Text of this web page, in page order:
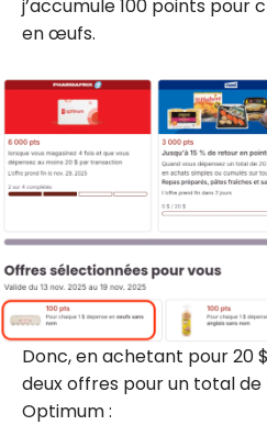
j’accumule 100 points pour
en œufs.
Donc, en achetant pour 20
deux offres pour un total de
Optimum :